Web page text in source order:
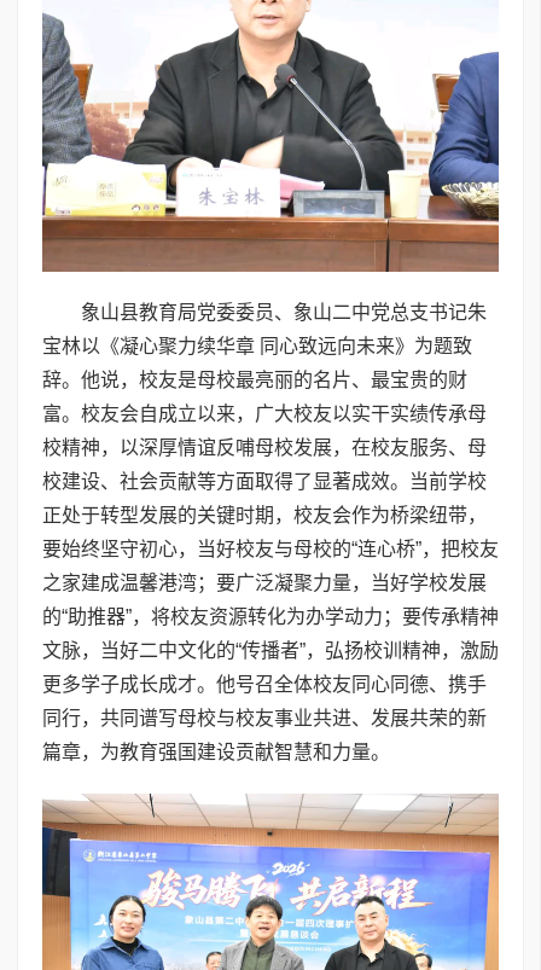
象山县教育局党委委员、象山二中党总支书记朱
宝林以《凝心聚力续华章 同心致远向未来》为题致
辞。他说，校友是母校最亮丽的名片、最宝贵的财
富。校友会自成立以来，广大校友以实干实绩传承母
校精神，以深厚情谊反哺母校发展，在校友服务、母
校建设、社会贡献等方面取得了显著成效。当前学校
正处于转型发展的关键时期，校友会作为桥梁纽带，
要始终坚守初心，当好校友与母校的“连心桥”，把校友
之家建成温馨港湾；要广泛凝聚力量，当好学校发展
的“助推器”，将校友资源转化为办学动力；要传承精神
文脉，当好二中文化的“传播者”，弘扬校训精神，激励
更多学子成长成才。他号召全体校友同心同德、携手
同行，共同谱写母校与校友事业共进、发展共荣的新
篇章，为教育强国建设贡献智慧和力量。